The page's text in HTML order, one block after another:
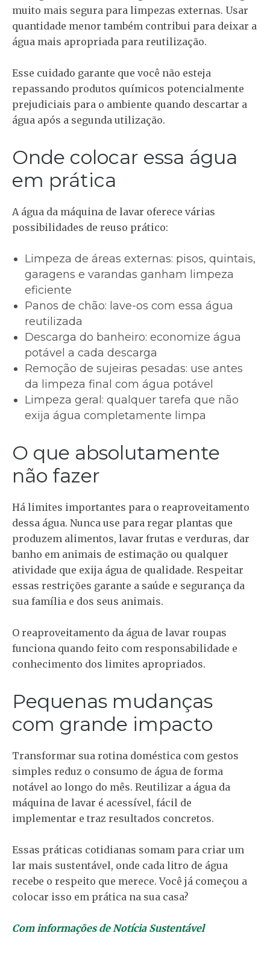
muito mais segura para limpezas externas. Usar
quantidade menor também contribui para deixar a
água mais apropriada para reutilização.
Esse cuidado garante que você não esteja
repassando produtos químicos potencialmente
prejudiciais para o ambiente quando descartar a
água após a segunda utilização.
Onde colocar essa água
em prática
A água da máquina de lavar oferece várias
possibilidades de reuso prático:
Limpeza de áreas externas: pisos, quintais,
garagens e varandas ganham limpeza
eficiente
Panos de chão: lave-os com essa água
reutilizada
Descarga do banheiro: economize água
potável a cada descarga
Remoção de sujeiras pesadas: use antes
da limpeza final com água potável
Limpeza geral : qualquer tarefa que não
exija água completamente limpa
O que absolutamente
não fazer
Há limites importantes para o reaproveitamento
dessa água. Nunca use para regar plantas que
produzem alimentos, lavar frutas e verduras, dar
banho em animais de estimação ou qualquer
atividade que exija água de qualidade. Respeitar
essas restrições garante a saúde e segurança da
sua família e dos seus animais.
O reaproveitamento da água de lavar roupas
funciona quando feito com responsabilidade e
conhecimento dos limites apropriados.
Pequenas mudanças
com grande impacto
Transformar sua rotina doméstica com gestos
simples reduz o consumo de água de forma
notável ao longo do mês. Reutilizar a água da
máquina de lavar é acessível, fácil de
implementar e traz resultados concretos.
Essas práticas cotidianas somam para criar um
lar mais sustentável, onde cada litro de água
recebe o respeito que merece. Você já começou a
colocar isso em prática na sua casa?
Com informações de Notícia Sustentável